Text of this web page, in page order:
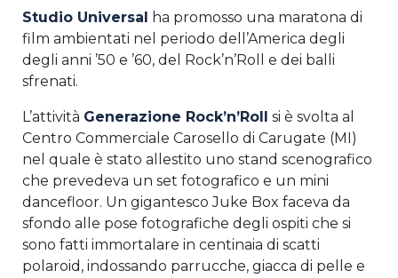
Studio Universal
ha promosso una maratona di
film ambientati nel periodo dell’America degli
degli anni ’50 e ’60, del Rock’n’Roll e dei balli
sfrenati.
L’attività Generazione Rock’n’Roll
si è svolta al
Centro Commerciale Carosello di Carugate (MI)
nel quale è stato allestito uno stand scenografico
che prevedeva un set fotografico e un mini
dancefloor. Un gigantesco Juke Box faceva da
sfondo alle pose fotografiche degli ospiti che si
sono fatti immortalare in centinaia di scatti
polaroid, indossando parrucche, giacca di pelle e